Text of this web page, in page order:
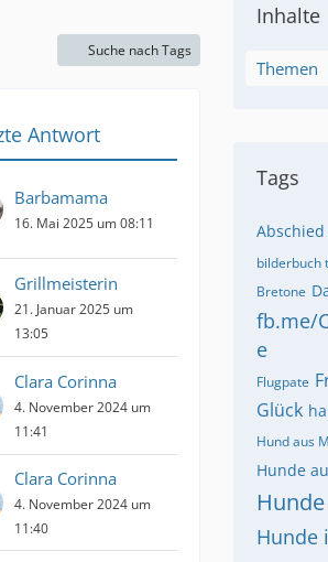
Suche nach Tags
Antwort
Barbamama
16. Mai 2025 um 08:11
Grillmeisterin
21. Januar 2025 um
13:05
Clara Corinna
4. November 2024 um
11:41
Clara Corinna
4. November 2024 um
11:40
Inhalte
Themen
Tags
Abschied
bilderbuch
Bretone
fb.me/
e
Flugpate
Glück
Hund aus
Hunde
Hunde